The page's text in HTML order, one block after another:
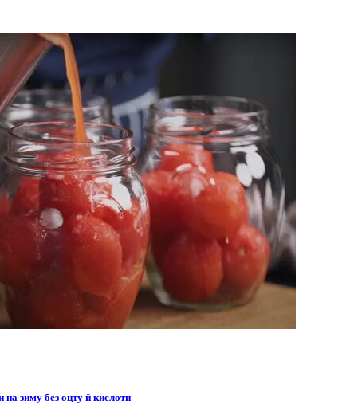
на зиму без оцту й кислоти